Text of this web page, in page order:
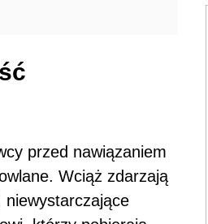
przed nawiązaniem
Wciąż zdarzają